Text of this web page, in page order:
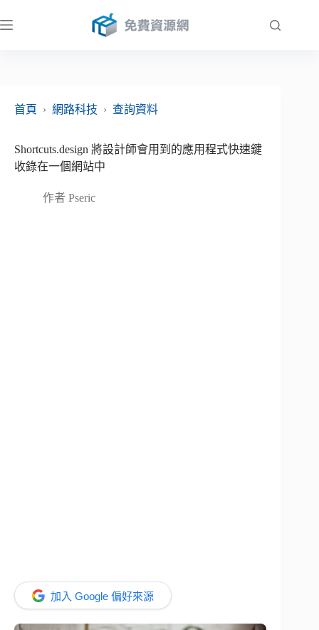
至
首頁
› 網路科技 › 查詢資料
Shortcuts.design 將設計師會用到的應用程式快速鍵
收錄在一個網站中
作者 Pseric
加入 Google 偏好來源